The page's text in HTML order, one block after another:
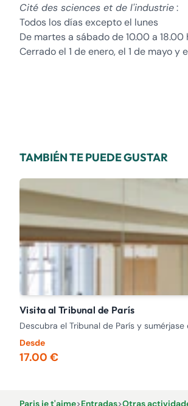
Cité des sciences et de l'industrie:
Todos los días excepto el lunes
De martes a sábado de 10.00 a
Cerrado el 1 de enero, el 1 de mayo y
TAMBIÉN TE PUEDE GUSTAR
Visita al Tribunal de París
Descubra el Tribunal de París y
Desde
17.00 €
Paris je t'aime>Entradas>Otras